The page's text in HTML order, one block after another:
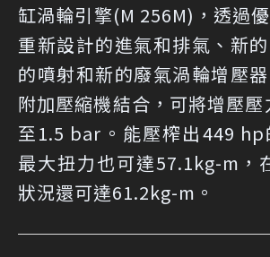
缸渦輪引擎(M 256M)，透過
重新設計的進氣和排氣、新
的噴射和新的廢氣渦輪增壓
附加壓縮機結合，可將增壓
至1.5 bar。能壓榨出449 hp
最大扭力也可達57.1kg-m，
狀況還可達61.2kg-m。